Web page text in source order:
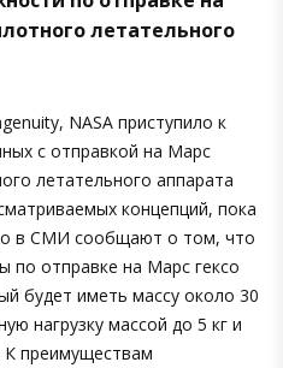
летательного
NASA приступило к
с отправкой на Марс
летательного аппарата
концепций, пока
в СМИ сообщают о том, что
по отправке на Марс гексо
будет иметь массу около 30
нагрузку массой до 5 кг и
К преимуществам